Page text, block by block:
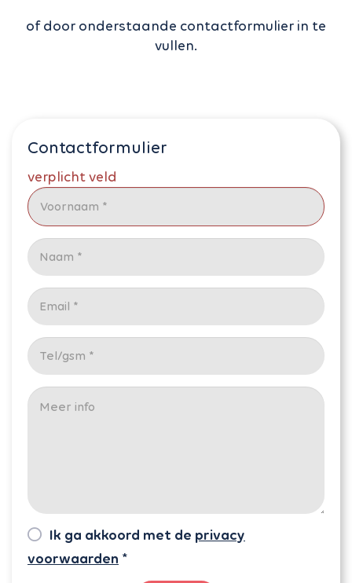
of door onderstaande contactformulier in te
vullen.
Contactformulier
Ik ga akkoord met de privacy
voorwaarden *